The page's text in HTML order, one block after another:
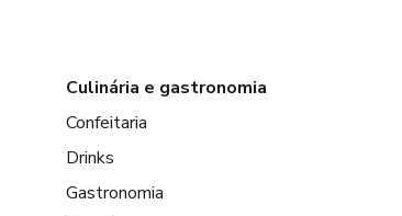
Culinária e gastronomia
Confeitaria
Drinks
Gastronomia